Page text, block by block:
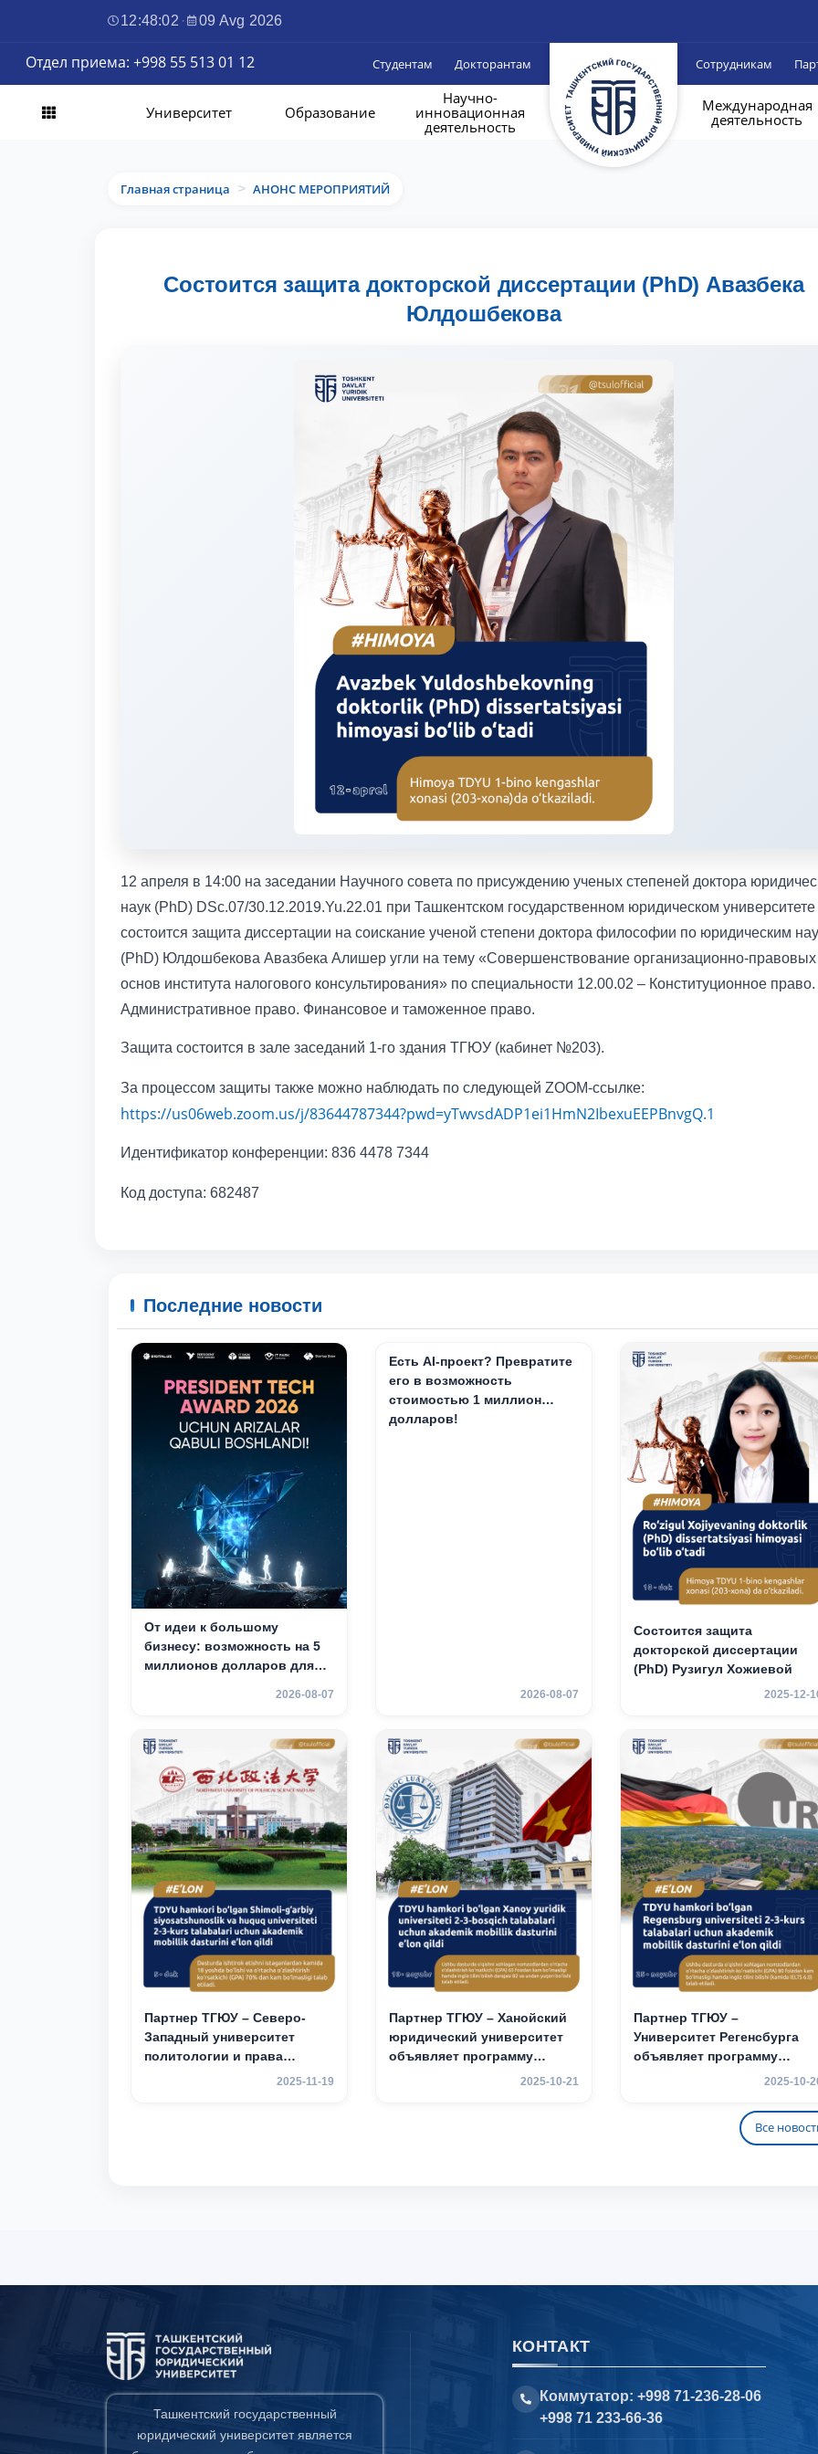
12:48:03 · 09 Avg 2026
Отдел приема: +998 55 513 01 12 Студентам Докторантам Сотрудникам
Университет Образование
Научно-
инновационная
деятельность
Международная
деятельность
Главная страница > АНОНС МЕРОПРИЯТИЙ
Состоится защита докторской диссертации (PhD) Авазбека
Юлдошбекова
12 апреля в 14:00 на заседании Научного совета по присуждению ученых степеней доктора
наук (PhD) DSc.07/30.12.2019.Yu.22.01 при Ташкентском государственном юридическом университете
состоится защита диссертации на соискание ученой степени доктора философии по юридическим
(PhD) Юлдошбекова Авазбека Алишер угли на тему «Совершенствование организационно-правовых
основ института налогового консультирования» по специальности 12.00.02 – Конституционное право.
Административное право. Финансовое и таможенное право.
Защита состоится в зале заседаний 1-го здания ТГЮУ (кабинет №203).
За процессом защиты также можно наблюдать по следующей ZOOM-ссылке:
https://us06web.zoom.us/j/83644787344?pwd=yTwvsdADP1ei1HmN2IbexuEEPBnvgQ.1
Идентификатор конференции: 836 4478 7344
Код доступа: 682487
Последние новости
От идеи к большому
бизнесу: возможность на 5
миллионов долларов для
2026-08-07
Есть AI-проект? Превратите
его в возможность
стоимостью 1 миллион
долларов!
2026-08-07
Состоится защита
докторской диссертации
(PhD) Рузигул Xoжиевой
2025-12-
Партнер ТГЮУ – Северо-
Западный университет
политологии и права
Китайской Народной2025-11-19
Партнер ТГЮУ – Ханойский
юридический университет
объявляет программу
2025-10-21
Партнер ТГЮУ –
Университет Регенсбурга
объявляет программу
2025-10-
Все
Ташкентский государственный
юридический университет является
КОНТАКТ
Коммутатор: +998 71-236-28-06
+998 71 233-66-36